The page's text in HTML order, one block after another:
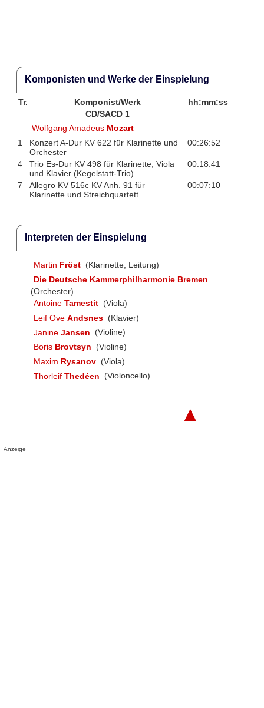
Komponisten und Werke der Einspielung
Tr. Komponist/Werk
hh:mm:ss
CD/SACD 1
Wolfgang Amadeus Mozart
1
Konzert A-Dur KV 622 für Klarinette und
Orchester
00:26:52
4
Trio Es-Dur KV 498 für Klarinette, Viola
und Klavier (Kegelstatt-Trio)
00:18:41
7
Allegro KV 516c KV Anh. 91 für
Klarinette und Streichquartett
00:07:10
Interpreten der Einspielung
Martin Fröst (Klarinette, Leitung)
Die Deutsche Kammerphilharmonie Bremen
(Orchester)
Antoine Tamestit (Viola)
Leif Ove Andsnes (Klavier)
Janine Jansen
(Violine)
Boris Brovtsyn
(Violine)
Maxim Rysanov (Viola)
Thorleif Thedéen (Violoncello)
▲
Anzeige